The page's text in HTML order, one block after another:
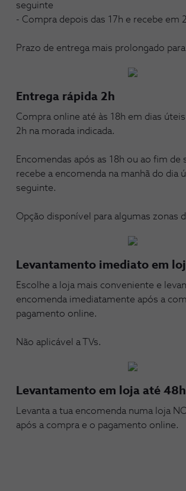
seguinte
- Compra depois das 17h e recebe em
Prazo de entrega mais prolongado para
Entrega rápida 2h
Compra online até às 18h em dias
2h na morada indicada.
Encomendas após as 18h ou ao fim de
recebe a encomenda na manhã do dia
seguinte.
Opção disponível para algumas zonas
Levantamento imediato em
Escolhe a loja mais conveniente e
encomenda imediatamente após a
pagamento online.
Não aplicável a TVs.
Levantamento em loja até 48h
Levanta a tua encomenda numa loja
após a compra e o pagamento online.